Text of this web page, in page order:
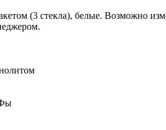
(3 стекла), белые. Возможно